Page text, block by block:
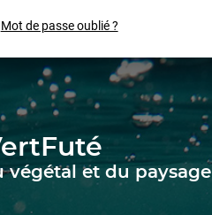
Mot de passe oublié ?
végétal et du paysage